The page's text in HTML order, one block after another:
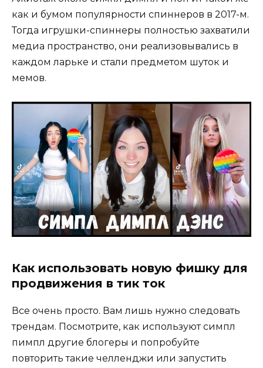
как и бумом популярности спиннеров в 2017-м.
Тогда игрушки-спиннеры полностью захватили
медиа пространство, они реализовывались в
каждом ларьке и стали предметом шуток и
мемов.
Как использовать новую фишку для
продвижения в тик ток
Все очень просто. Вам лишь нужно следовать
трендам. Посмотрите, как используют симпл
пимпл другие блогеры и попробуйте
повторить такие челленджи или запустить